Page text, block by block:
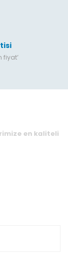
fiyat’
en kaliteli